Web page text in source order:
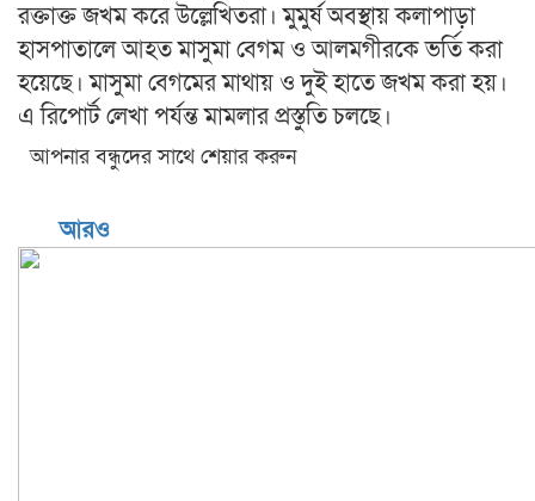
রক্তাক্ত জখম করে উল্লেখিতরা। মুমুর্ষ অবস্থায় কলাপাড়া
হাসপাতালে আহত মাসুমা বেগম ও আলমগীরকে ভর্তি করা
হয়েছে। মাসুমা বেগমের মাথায় ও দুই হাতে জখম করা হয়।
এ রিপোর্ট লেখা পর্যন্ত মামলার প্রস্তুতি চলছে।
আপনার বন্ধুদের সাথে শেয়ার করুন
আরও